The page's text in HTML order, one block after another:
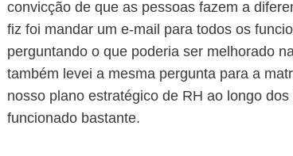
convicção de que as pessoas fazem a
fiz foi mandar um e-mail para todos os
perguntando o que poderia ser melhorado
também levei a mesma pergunta para a
nosso plano estratégico de RH ao longo
funcionado bastante.